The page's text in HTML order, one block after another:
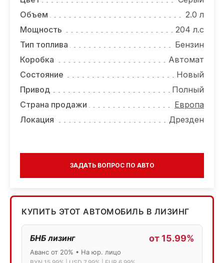
Объем
2.0 л
Мощность
204 л.с
Тип топлива
Бензин
Коробка
Автомат
Состояние
Новый
Привод
Полный
Страна продажи
Европа
Локация
Дрезден
ЗАДАТЬ ВОПРОС ПО АВТО
КУПИТЬ ЭТОТ АВТОМОБИЛЬ В ЛИЗИНГ
БНБ лизинг от 15.99%
Аванс от 20% • На юр. лицо